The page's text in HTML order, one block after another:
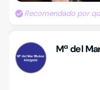
Recomendado por
Mª del